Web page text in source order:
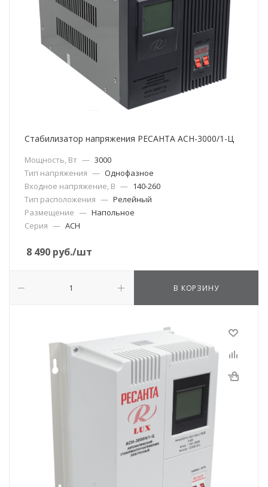
Стабилизатор напряжения РЕСАНТА АСН-3000/1-Ц
Мощность, Вт — 3000
Тип напряжения — Однофазное
Входное напряжение, В — 140-260
Тип расположения — Релейный
Размещение — Напольное
Серия — АСН
8 490 руб./шт
В КОРЗИНУ